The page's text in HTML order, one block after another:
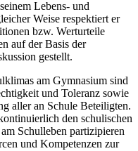
Lebens- und
Weise respektiert er
bzw. Werturteile
auf der Basis der
gestellt.
am Gymnasium sind
und Toleranz sowie
aller an Schule Beteiligten.
den schulischen
Schulleben partizipieren
und Kompetenzen zur